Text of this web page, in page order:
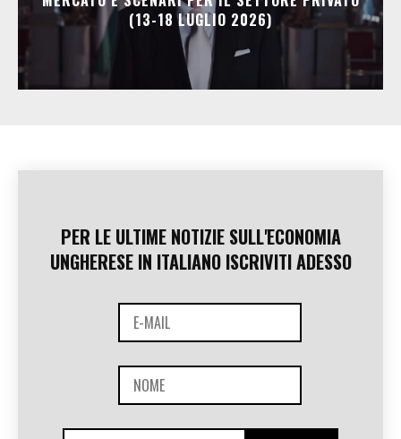
(13-18 LUGLIO 2026)
PER LE ULTIME NOTIZIE SULL'ECONOMIA
UNGHERESE IN ITALIANO ISCRIVITI ADESSO